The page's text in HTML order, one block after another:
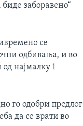
заборавено“
се
одбивања, и во
најмалку 1
го одобри предлог
да се врати во